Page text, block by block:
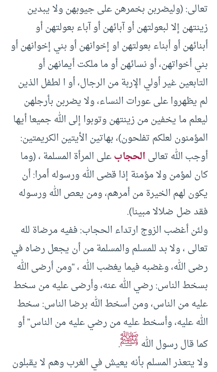
تعالى: (وليضربن بخمرهن على جيوبهن ولا يبدين
زينتهن إلا لبعولتهن أو آبائهن أو آباء بعولتهن أو
أبنائهن أو أبناء بعولتهن او إخوانهن أو بني إخوانهن أو
بني أخواتهن، أو نسائهن أو ما ملكت أيمانهن أو
التابعين غير أولي الإربة من الرجال، أو ا لطفل الذين
لم يظهروا على عورات النساء، ولا يضربن بأرجلهن
ليعلم ما يخفين من زينتهن وتوبوا إلى الله جميعا أيها
المؤمنون لعلكم تفلحون)، بهاتين الأيتين الكريمتين:
أوجب الله تعالىالحجابعلى المرأة المسلمة ، (وما
كان لمؤمن ولا مؤمنة إذا قضى الله ورسوله أمرا: أن
يكون لهم الخيرة من أمرهم، ومن يعص الله ورسوله
فقد ضل ضلالا مبينا).
ولئن أغضب الزوج ارتداء الحجاب: ففيه مرضاة لله
تعالى ، ولا بد للمسلم والمسلمة من أن يجعل رضاه في
رضى الله، وغضبه فيما يغضب الله ، “ومن أرضى الله
بسخط الناس: رضي الله عنه، وأرضى عليه من سخط
عليه من الناس، ومن أسخط الله برضا الناس: سخط
الله عليه، وأسخط عليه من رضي عليه من الناس” أو
كما قال رسول اللهﷺ.
ولا يتعذر المسلم بأنه يعيش في الغرب وهم لا يقبلون